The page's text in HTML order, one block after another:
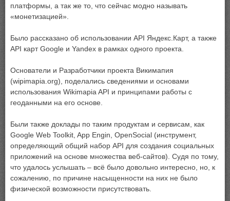
платформы, а так же то, что сейчас модно называть
«монетизацией».
Было рассказано об использовании API Яндекс.Карт, а также
API карт Google и Yandex в рамках одного проекта.
Основатели и Разработчики проекта Викимапия
(wipimapia.org), поделались сведениями и основами
использования Wikimapia API и принципами работы с
геоданными на его основе.
Были также доклады по таким продуктам и сервисам, как
Google Web Toolkit, App Engin, OpenSocial (инструмент,
определяющий общий набор API для создания социальных
приложений на основе множества веб-сайтов). Судя по тому,
что удалось услышать – всё было довольно интересно, но, к
сожалению, по причине насыщенности на них не было
физической возможности присутствовать.